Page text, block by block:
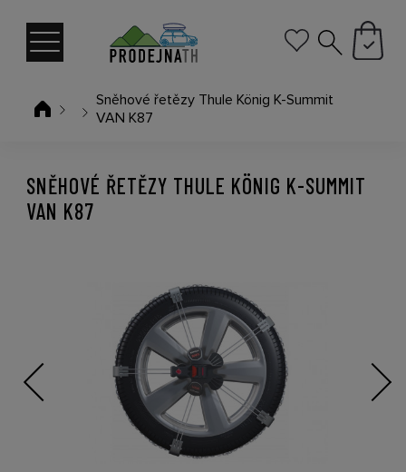
Sněhové řetězy Thule König K-Summit
VAN K87
Previous Next
SNĚHOVÉ ŘETĚZY THULE KÖNIG K-SUMMIT
VAN K87